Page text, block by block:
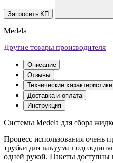
Запросить КП
Medela
Другие товары производителя
Описание
Отзывы
Технические характеристики
Доставка и оплата
Инструкция
Системы Medela для сбора
Процесс использования очень
трубки для вакуума
одной рукой. Пакеты доступны